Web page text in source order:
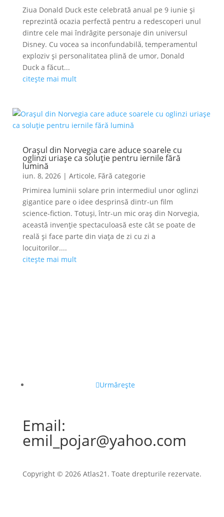
Ziua Donald Duck este celebrată anual pe 9 iunie și
reprezintă ocazia perfectă pentru a redescoperi unul
dintre cele mai îndrăgite personaje din universul
Disney. Cu vocea sa inconfundabilă, temperamentul
exploziv și personalitatea plină de umor, Donald
Duck a făcut...
citește mai mult
Orașul din Norvegia care aduce soarele cu
oglinzi uriașe ca soluție pentru iernile fără
lumină
iun. 8, 2026| Articole, Fără categorie
Primirea luminii solare prin intermediul unor oglinzi
gigantice pare o idee desprinsă dintr-un film
science-fiction. Totuși, într-un mic oraș din Norvegia,
această invenție spectaculoasă este cât se poate de
reală și face parte din viața de zi cu zi a
locuitorilor....
citește mai mult
Urmărește
Email:
emil_pojar@yahoo.com
Copyright © 2026 Atlas21. Toate drepturile rezervate.